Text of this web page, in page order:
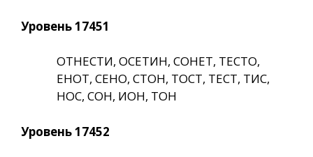
Уровень 17451
ОТНЕСТИ, ОСЕТИН, СОНЕТ, ТЕСТО,
ЕНОТ, СЕНО, СТОН, ТОСТ, ТЕСТ, ТИС,
НОС, СОН, ИОН, ТОН
Уровень 17452